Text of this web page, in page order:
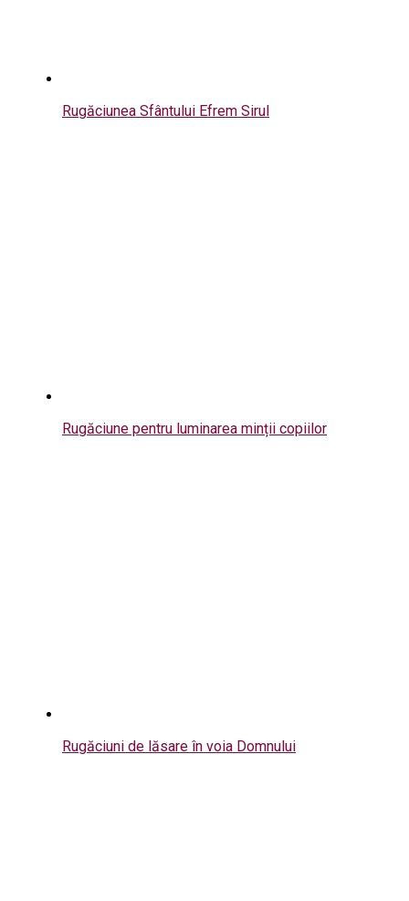
Rugăciunea Sfântului Efrem Sirul
Rugăciune pentru luminarea minții copiilor
Rugăciuni de lăsare în voia Domnului